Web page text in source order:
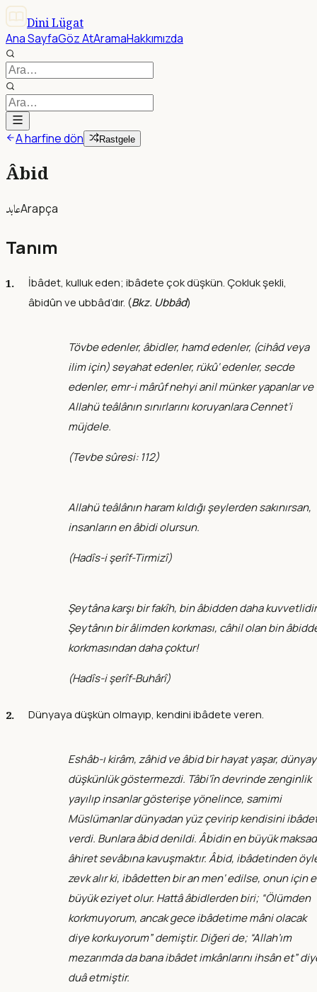
Dini Lügat
Ana SayfaGöz AtAramaHakkımızda
A harfine dön Rastgele
Âbid
عابدArapça
Tanım
İbâdet, kulluk eden; ibâdete çok düşkün. Çokluk şekli,
âbidûn ve ubbâd’dır. (Bkz. Ubbâd)
Tövbe edenler, âbidler, hamd edenler, (cihâd veya
ilim için) seyahat edenler, rükû‘ edenler, secde
edenler, emr-i mârûf nehyi anil münker yapanlar ve
Allahü teâlânın sınırlarını koruyanlara Cennet’i
müjdele.
(Tevbe sûresi: 112)
Allahü teâlânın haram kıldığı şeylerden sakınırsan,
insanların en âbidi olursun.
(Hadîs-i şerîf-Tirmizî)
Şeytâna karşı bir fakîh, bin âbidden daha
Şeytânın bir âlimden korkması, câhil olan bin
korkmasından daha çoktur!
(Hadîs-i şerîf-Buhârî)
Dünyaya düşkün olmayıp, kendini ibâdete veren.
Eshâb-ı kirâm, zâhid ve âbid bir hayat yaşar,
düşkünlük göstermezdi. Tâbi‘în devrinde zenginlik
yayılıp insanlar gösterişe yönelince, samimi
Müslümanlar dünyadan yüz çevirip kendisini
verdi. Bunlara âbid denildi. Âbidin en büyük
âhiret sevâbına kavuşmaktır. Âbid, ibâdetinden
zevk alır ki, ibâdetten bir an men‘ edilse, onun için
büyük eziyet olur. Hattâ âbidlerden biri; “Ölümden
korkmuyorum, ancak gece ibâdetime mâni olacak
diye korkuyorum” demiştir. Diğeri de; “Allah’ım
mezarımda da bana ibâdet imkânlarını ihsân et”
duâ etmiştir.